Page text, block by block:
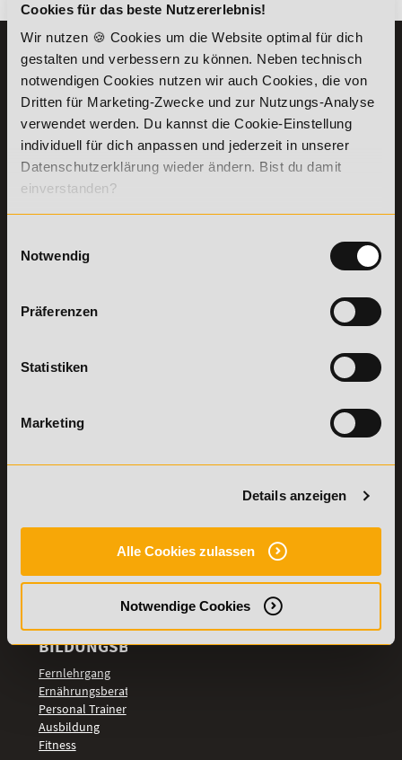
Cookies für das beste Nutzererlebnis!
Wir nutzen 🍪 Cookies um die Website optimal für dich
gestalten und verbessern zu können. Neben technisch
notwendigen Cookies nutzen wir auch Cookies, die von
Dritten für Marketing-Zwecke und zur Nutzungs-Analyse
verwendet werden. Du kannst die Cookie-Einstellung
individuell für dich anpassen und jederzeit in unserer
Datenschutzerklärung wieder ändern. Bist du damit
einverstanden?
Notwendig
Präferenzen
Statistiken
Marketing
Details anzeigen
Alle Cookies zulassen
Notwendige Cookies
KONTAKT
07191-22987-0
WhatsApp:
+49 (0) 7191 9513201
Academy of Sports GmbH
Willy-Brandt-Platz 2
71522Backnang
Fax:+49 (0) 7191 - 229 87 – 99
Freitag: 8:00 - 17:00 Uhr
INFORMATIONEN
Die Academy
Lehr- und
Lernmethoden
PreisFAIRsprechen
Online Campus
Bildungsgutschein
Bring a Friend
Partnerprogramm
Stellenangebote
und B-Lizenz
Ernährungsberater
Personal Trainer
Personal Coach
Mentaltrainer
Motivationstrainer
BILDUNGSBEREICHE
Fernlehrgang
Ernährungsberater
Personal Trainer
Ausbildung
Fitness